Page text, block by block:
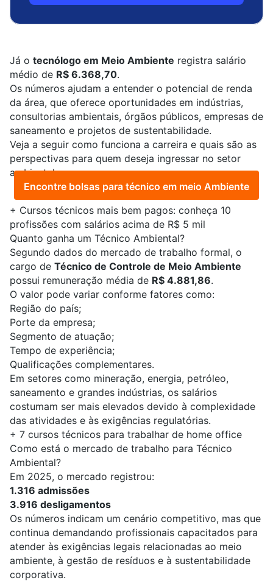
Já o tecnólogo em Meio Ambiente registra salário
médio de R$ 6.368,70.
Os números ajudam a entender o potencial de renda
da área, que oferece oportunidades em indústrias,
consultorias ambientais, órgãos públicos, empresas de
saneamento e projetos de sustentabilidade.
Veja a seguir como funciona a carreira e quais são as
perspectivas para quem deseja ingressar no setor
ambiental.
Encontre bolsas para técnico em meio Ambiente
+ Cursos técnicos mais bem pagos: conheça 10
profissões com salários acima de R$ 5 mil
Quanto ganha um Técnico Ambiental?
Segundo dados do mercado de trabalho formal, o
cargo de Técnico de Controle de Meio Ambiente
possui remuneração média de R$ 4.881,86.
O valor pode variar conforme fatores como:
Região do país;
Porte da empresa;
Segmento de atuação;
Tempo de experiência;
Qualificações complementares.
Em setores como mineração, energia, petróleo,
saneamento e grandes indústrias, os salários
costumam ser mais elevados devido à complexidade
das atividades e às exigências regulatórias.
+ 7 cursos técnicos para trabalhar de home office
Como está o mercado de trabalho para Técnico
Ambiental?
Em 2025, o mercado registrou:
1.316 admissões
3.916 desligamentos
Os números indicam um cenário competitivo, mas que
continua demandando profissionais capacitados para
atender às exigências legais relacionadas ao meio
ambiente, à gestão de resíduos e à sustentabilidade
corporativa.